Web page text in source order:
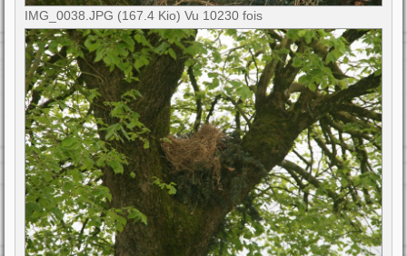
IMG_0038.JPG (167.4 Kio) Vu 10230 fois